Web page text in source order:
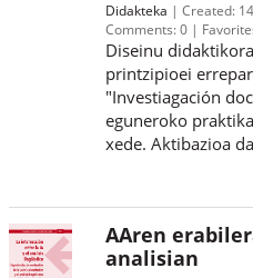
Didakteka Created:
Comments:0
Diseinu
printzipioei
"Investiagación
eguneroko
xede. Aktibazioa
AAren
analisian